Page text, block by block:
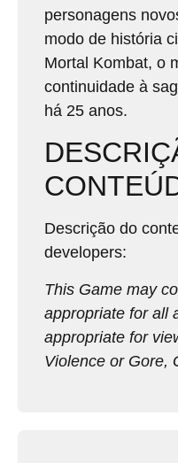
personagens
modo de história
Mortal Kombat, o
continuidade à
há 25 anos.
Descrição do
developers:
This Game may
appropriate for all
appropriate for
Violence or Gore,